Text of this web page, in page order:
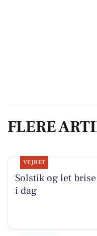
FLERE
VEJRET
Solstik og let brise
i dag